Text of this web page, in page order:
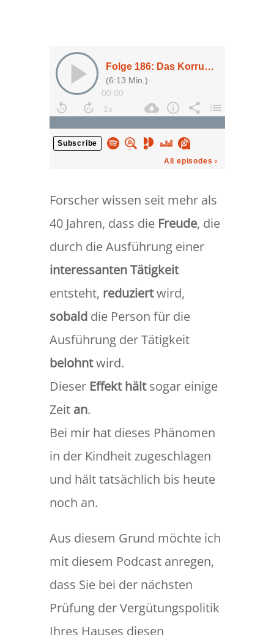
Forscher wissen seit mehr als
40 Jahren, dass die Freude, die
durch die Ausführung einer
interessanten Tätigkeit
entsteht, reduziertwird,
sobalddie Person für die
Ausführung der Tätigkeit
belohntwird.
Dieser Effekt hältsogar einige
Zeit an.
Bei mir hat dieses Phänomen
in der Kindheit zugeschlagen
und hält tatsächlich bis heute
noch an.
Aus diesem Grund möchte ich
mit diesem Podcast anregen,
dass Sie bei der nächsten
Prüfung der Vergütungspolitik
Ihres Hauses diesen